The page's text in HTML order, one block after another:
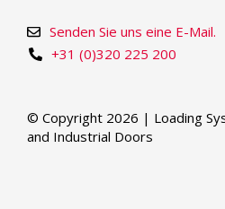
+31 (0)320 225 200
Senden Sie uns eine E-Mail.
© Copyright 2026 | Loading
and Industrial Doors